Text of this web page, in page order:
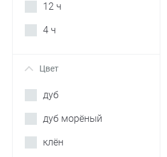
12 ч
4 ч
+ Цвет
дуб
дуб морёный
клён